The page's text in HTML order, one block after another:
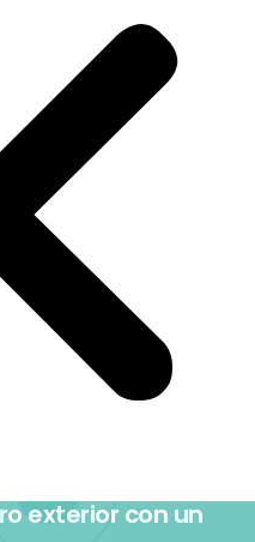
exterior con un